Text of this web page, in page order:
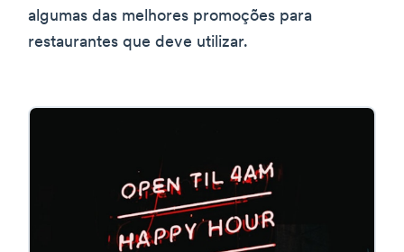
algumas das melhores promoções para
restaurantes que deve utilizar.